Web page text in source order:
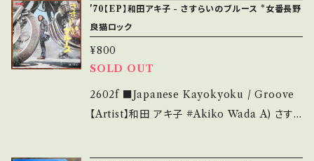
キズ多く痛み多 *その他、+ - で補足しています。
*中古という事をご理解して頂ける方のご購入を
お願い致します。 Please purchase it if you
understand that it is second hand. *詳しく
は ■■■状態・説明 / 発送について■■■ を
ご覧ください。 https://onbankutsu.thebase.i
長シリーズ主題歌 ■参考視聴■ https://yout
u.be/GF_zszy7xcI?si=qSTgSCfH7o9Kayi
Q 【Condition】 Jacket/Record：C+/B (国内
盤) *ジャケしわ多 ________________
_________ 【About the state/状態説明】
S・新品未開封など A・綺麗・キズ等も無く、痛み
'70【EP】和田アキ子 - さすらいのブルース *女番長野
良猫ロック
¥800
SOLD OUT
2602f ■Japanese Kayokyoku / Groove
【Artist】和田 アキ子 #Akiko Wada A) さすら